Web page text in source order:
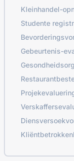
Kleinhandel-
Studente
Gebeurtenis-